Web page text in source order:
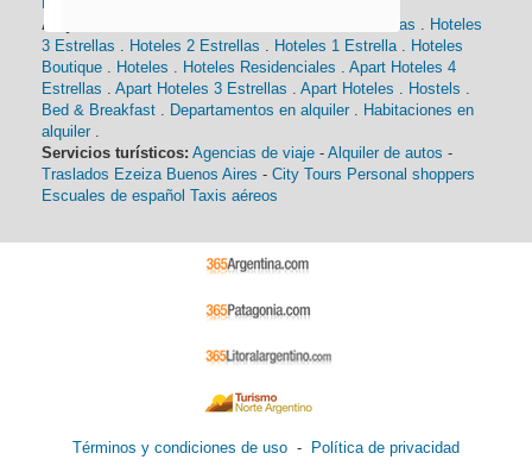
Alojamiento:
Hoteles 4 Estrellas
Hoteles
3 Estrellas
Hoteles 2 Estrellas Hoteles 1 Estrella
Hoteles
Boutique
Hoteles Hoteles Residenciales
Apart Hoteles 4
Estrellas
Apart Hoteles 3 Estrellas Apart Hoteles Hostels
Bed & Breakfast
Departamentos en alquiler
Habitaciones en
alquiler
Servicios turísticos: Agencias de viaje - Alquiler de autos -
Traslados Ezeiza Buenos Aires - City Tours Personal shoppers
Escuales de español Taxis aéreos
Términos y condiciones de uso - Política de privacidad